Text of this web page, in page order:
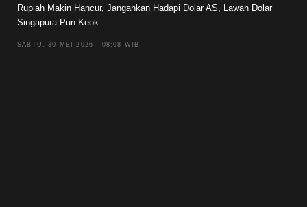
Rupiah Makin Hancur, Jangankan Hadapi Dolar AS, Lawan Dolar
Singapura Pun Keok
SABTU, 30 MEI 2026 - 08:08 WIB